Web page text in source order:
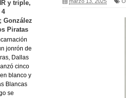
y triple,
González
Piratas
jonrón de
Dallas
cinco
blanco y
Blancas
se